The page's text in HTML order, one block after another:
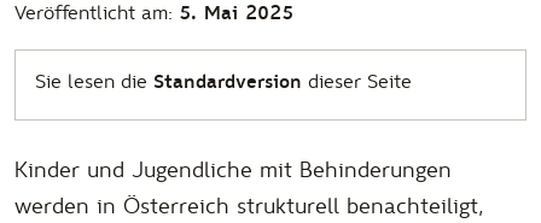
Sie lesen die Standardversion dieser Seite
Veröffentlicht am: 5. Mai 2025
Kinder und Jugendliche mit Behinderungen
werden in Österreich strukturell benachteiligt,